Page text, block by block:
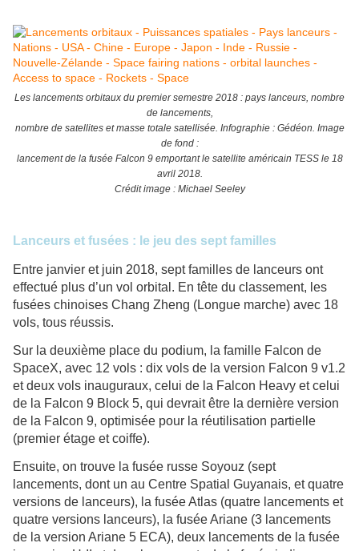
Les lancements orbitaux du premier semestre 2018 : pays lanceurs, nombre
de lancements,
nombre de satellites et masse totale satellisée. Infographie : Gédéon. Image
de fond :
lancement de la fusée Falcon 9 emportant le satellite américain TESS le 18
avril 2018.
Crédit image : Michael Seeley
Lanceurs et fusées : le jeu des sept familles
Entre janvier et juin 2018, sept familles de lanceurs ont
effectué plus d’un vol orbital. En tête du classement, les
fusées chinoises Chang Zheng (Longue marche) avec 18
vols, tous réussis.
Sur la deuxième place du podium, la famille Falcon de
SpaceX, avec 12 vols : dix vols de la version Falcon 9 v1.2
et deux vols inauguraux, celui de la Falcon Heavy et celui
de la Falcon 9 Block 5, qui devrait être la dernière version
de la Falcon 9, optimisée pour la réutilisation partielle
(premier étage et coiffe).
Ensuite, on trouve la fusée russe Soyouz (sept
lancements, dont un au Centre Spatial Guyanais, et quatre
versions de lanceurs), la fusée Atlas (quatre lancements et
quatre versions lanceurs), la fusée Ariane (3 lancements
de la version Ariane 5 ECA), deux lancements de la fusée